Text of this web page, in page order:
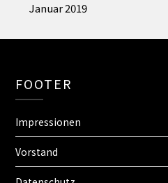
Januar 2019
FOOTER
Impressionen
Vorstand